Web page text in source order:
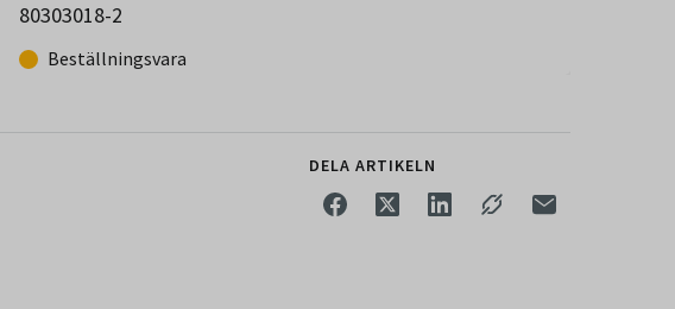
80303018-2
Beställningsvara
DELA ARTIKELN